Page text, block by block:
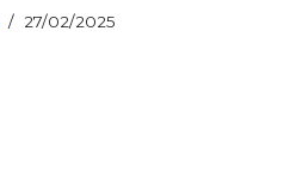
27/02/2025